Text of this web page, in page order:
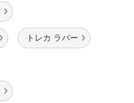
トレカ ラバー